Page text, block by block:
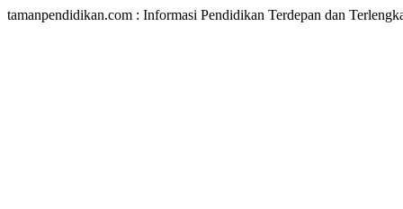
tamanpendidikan.com : Informasi Pendidikan Terdepan dan